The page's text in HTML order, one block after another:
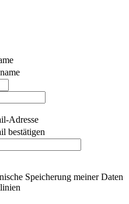
Adresse
bestätigen
Speicherung meiner Daten